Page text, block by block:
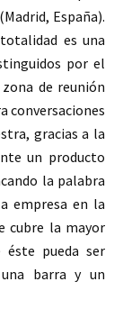
(Madrid, España).
es una
por el
de reunión
conversaciones
gracias a la
un producto
la palabra
empresa en la
cubre la mayor
pueda ser
una barra y un